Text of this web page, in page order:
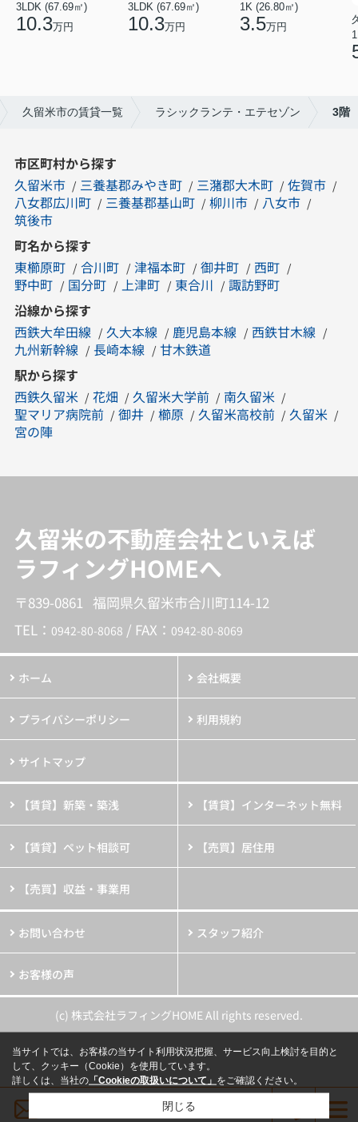
3LDK (67.69㎡)
10.3万円
3LDK (67.69㎡)
10.3万円
1K (26.80㎡)
3.5万円
久留米市の賃貸一覧 ラシックランテ・エテセゾン 3階
市区町村から探す
久留米市
三養基郡みやき町 三潴郡大木町
佐賀市
八女郡広川町
三養基郡基山町 柳川市
八女市
筑後市
町名から探す
東櫛原町
合川町 津福本町 御井町
西町
野中町
国分町 上津町 東合川
諏訪野町
沿線から探す
西鉄大牟田線
久大本線 鹿児島本線
西鉄甘木線
九州新幹線
長崎本線
甘木鉄道
駅から探す
西鉄久留米
花畑 久留米大学前
南久留米
聖マリア病院前
御井 櫛原 久留米高校前
久留米
宮の陣
久留米の不動産会社といえば
ラフィングHOMEへ
〒839-0861 福岡県久留米市合川町114-12
TEL： 0942-80-8068 / FAX： 0942-80-8069
ホーム 会社概要
プライバシーポリシー 利用規約
サイトマップ
【賃貸】新築・築浅 【賃貸】インターネット無料
【賃貸】ペット相談可 【売買】居住用
【売買】収益・事業用
お問い合わせ スタッフ紹介
お客様の声
(c) 株式会社ラフィングHOME All rights reserved.
メールでお問い合わせ
当サイトでは、お客様の当サイト利用状況把握、サービス向上検討を目的と
して、クッキー（Cookie）を使用しています。
詳しくは、当社の 「Cookieの取扱いについて」 をご確認ください。
閉じる